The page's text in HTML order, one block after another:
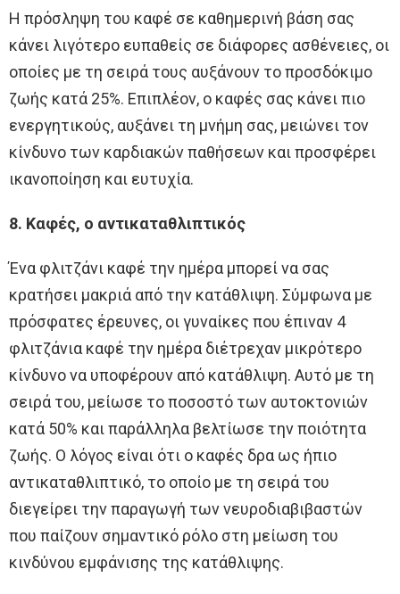
Η πρόσληψη του καφέ σε καθημερινή βάση σας
κάνει λιγότερο ευπαθείς σε διάφορες ασθένειες, οι
οποίες με τη σειρά τους αυξάνουν το προσδόκιμο
ζωής κατά 25%. Επιπλέον, ο καφές σας κάνει πιο
ενεργητικούς, αυξάνει τη μνήμη σας, μειώνει τον
κίνδυνο των καρδιακών παθήσεων και προσφέρει
ικανοποίηση και ευτυχία.
8. Καφές, ο αντικαταθλιπτικός
Ένα φλιτζάνι καφέ την ημέρα μπορεί να σας
κρατήσει μακριά από την κατάθλιψη. Σύμφωνα με
πρόσφατες έρευνες, οι γυναίκες που έπιναν 4
φλιτζάνια καφέ την ημέρα διέτρεχαν μικρότερο
κίνδυνο να υποφέρουν από κατάθλιψη. Αυτό με τη
σειρά του, μείωσε το ποσοστό των αυτοκτονιών
κατά 50% και παράλληλα βελτίωσε την ποιότητα
ζωής. Ο λόγος είναι ότι ο καφές δρα ως ήπιο
αντικαταθλιπτικό, το οποίο με τη σειρά του
διεγείρει την παραγωγή των νευροδιαβιβαστών
που παίζουν σημαντικό ρόλο στη μείωση του
κινδύνου εμφάνισης της κατάθλιψης.